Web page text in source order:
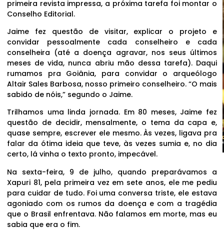
primeira revista impressa, a próxima tarefa foi montar o
Conselho Editorial.
Jaime fez questão de visitar, explicar o projeto e
convidar pessoalmente cada conselheiro e cada
conselheira (até a doença agravar, nos seus últimos
meses de vida, nunca abriu mão dessa tarefa). Daqui
rumamos pra Goiânia, para convidar o arqueólogo
Altair Sales Barbosa, nosso primeiro conselheiro. “O mais
sabido de nóis,” segundo o Jaime.
Trilhamos uma linda jornada. Em 80 meses, Jaime fez
questão de decidir, mensalmente, o tema da capa e,
quase sempre, escrever ele mesmo. Às vezes, ligava pra
falar da ótima ideia que teve, às vezes sumia e, no dia
certo, lá vinha o texto pronto, impecável.
Na sexta-feira, 9 de julho, quando preparávamos a
Xapuri 81, pela primeira vez em sete anos, ele me pediu
para cuidar de tudo. Foi uma conversa triste, ele estava
agoniado com os rumos da doença e com a tragédia
que o Brasil enfrentava. Não falamos em morte, mas eu
sabia que era o fim.